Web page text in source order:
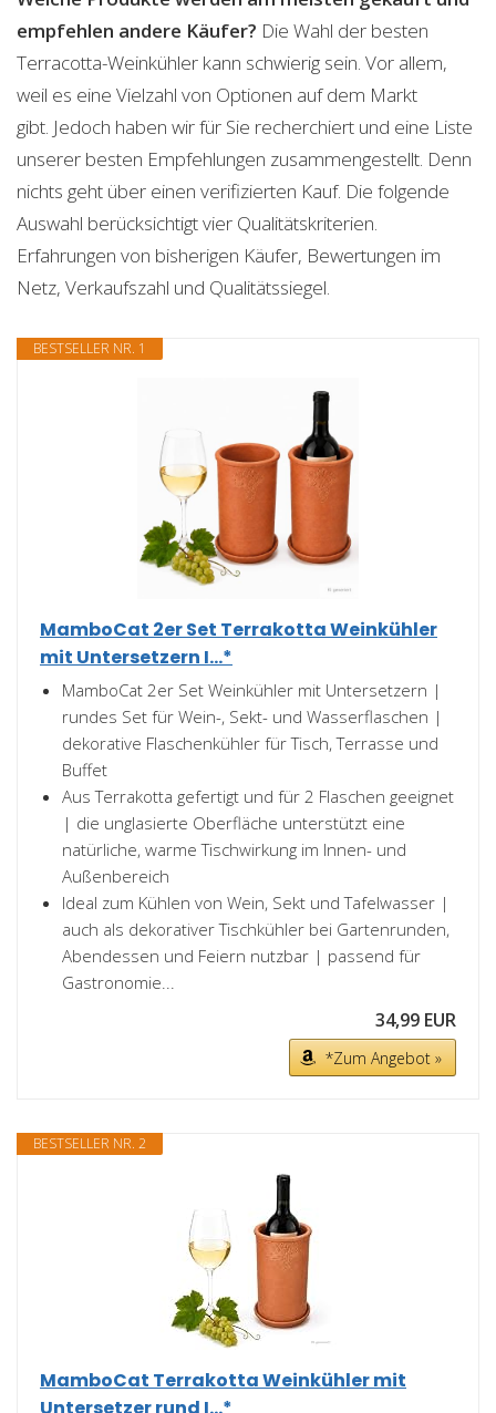
empfehlen andere Käufer? Die Wahl der besten
Terracotta-Weinkühler kann schwierig sein. Vor allem,
weil es eine Vielzahl von Optionen auf dem Markt
gibt. Jedoch haben wir für Sie recherchiert und eine Liste
unserer besten Empfehlungen zusammengestellt. Denn
nichts geht über einen verifizierten Kauf. Die folgende
Auswahl berücksichtigt vier Qualitätskriterien.
Erfahrungen von bisherigen Käufer, Bewertungen im
Netz, Verkaufszahl und Qualitätssiegel.
BESTSELLER NR. 1
MamboCat 2er Set Terrakotta Weinkühler
mit Untersetzern I...*
MamboCat 2er Set Weinkühler mit Untersetzern |
rundes Set für Wein-, Sekt- und Wasserflaschen |
dekorative Flaschenkühler für Tisch, Terrasse und
Buffet
Aus Terrakotta gefertigt und für 2 Flaschen geeignet
| die unglasierte Oberfläche unterstützt eine
natürliche, warme Tischwirkung im Innen- und
Außenbereich
Ideal zum Kühlen von Wein, Sekt und Tafelwasser |
auch als dekorativer Tischkühler bei Gartenrunden,
Abendessen und Feiern nutzbar | passend für
Gastronomie...
34,99 EUR
*Zum Angebot »
BESTSELLER NR. 2
MamboCat Terrakotta Weinkühler mit